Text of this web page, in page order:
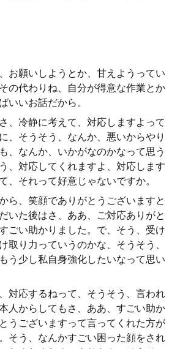
お願いしようとか、甘えようってい
の代わりね、自分が得意な作業とか
いいお話だから。
、冷静に考えて、対応しますよって
、そうそう、なんか、悪いからやり
、なんか、いかがなのかなって思う
、対応してくれますよ、対応します
、それって好意じゃないですか。
ら、笑顔でありがとうございますと
いた後はさ、ああ、ご対応ありがと
ごい助かりました。で、そう、受け
取り力っていうのかな、そうそう、
う少し私自身強化したいなって思い
対応するねって、そうそう、言われ
人からしてもさ、ああ、すごい助か
うございますって言ってくれた方が
そう、なんかすごい困った顔をされ